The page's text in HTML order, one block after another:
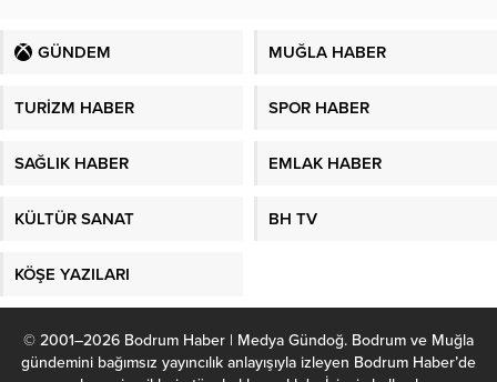
GÜNDEM MUĞLA HABER
TURİZM HABER SPOR HABER
SAĞLIK HABER EMLAK HABER
KÜLTÜR SANAT BH TV
KÖŞE YAZILARI
© 2001–2026 Bodrum Haber | Medya Gündoğ. Bodrum ve Muğla
gündemini bağımsız yayıncılık anlayışıyla izleyen Bodrum Haber’de